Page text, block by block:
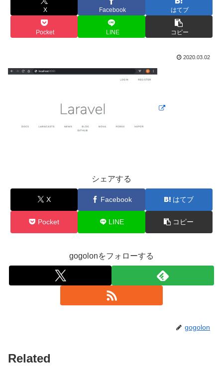
X Facebook はてブ
Pocket LINE コピー
2020.03.02
シェアする
X Facebook はてブ
Pocket LINE コピー
gogolonをフォローする
gogolon
Related